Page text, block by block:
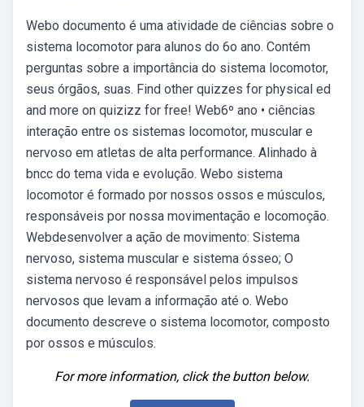
Webo documento é uma atividade de ciências sobre o
sistema locomotor para alunos do 6o ano. Contém
perguntas sobre a importância do sistema locomotor,
seus órgãos, suas. Find other quizzes for physical ed
and more on quizizz for free! Web6º ano • ciências
interação entre os sistemas locomotor, muscular e
nervoso em atletas de alta performance. Alinhado à
bncc do tema vida e evolução. Webo sistema
locomotor é formado por nossos ossos e músculos,
responsáveis por nossa movimentação e locomoção.
Webdesenvolver a ação de movimento: Sistema
nervoso, sistema muscular e sistema ósseo; O
sistema nervoso é responsável pelos impulsos
nervosos que levam a informação até o. Webo
documento descreve o sistema locomotor, composto
por ossos e músculos.
For more information, click the button below.